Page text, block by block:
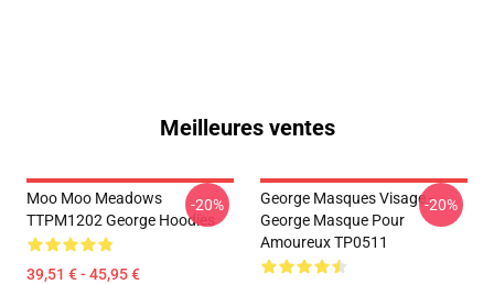
Meilleures ventes
Moo Moo Meadows
TTPM1202 George Hoodies
39,51 € - 45,95 €
-20%
George Masques Visage -
George Masque Pour
Amoureux TP0511
-20%